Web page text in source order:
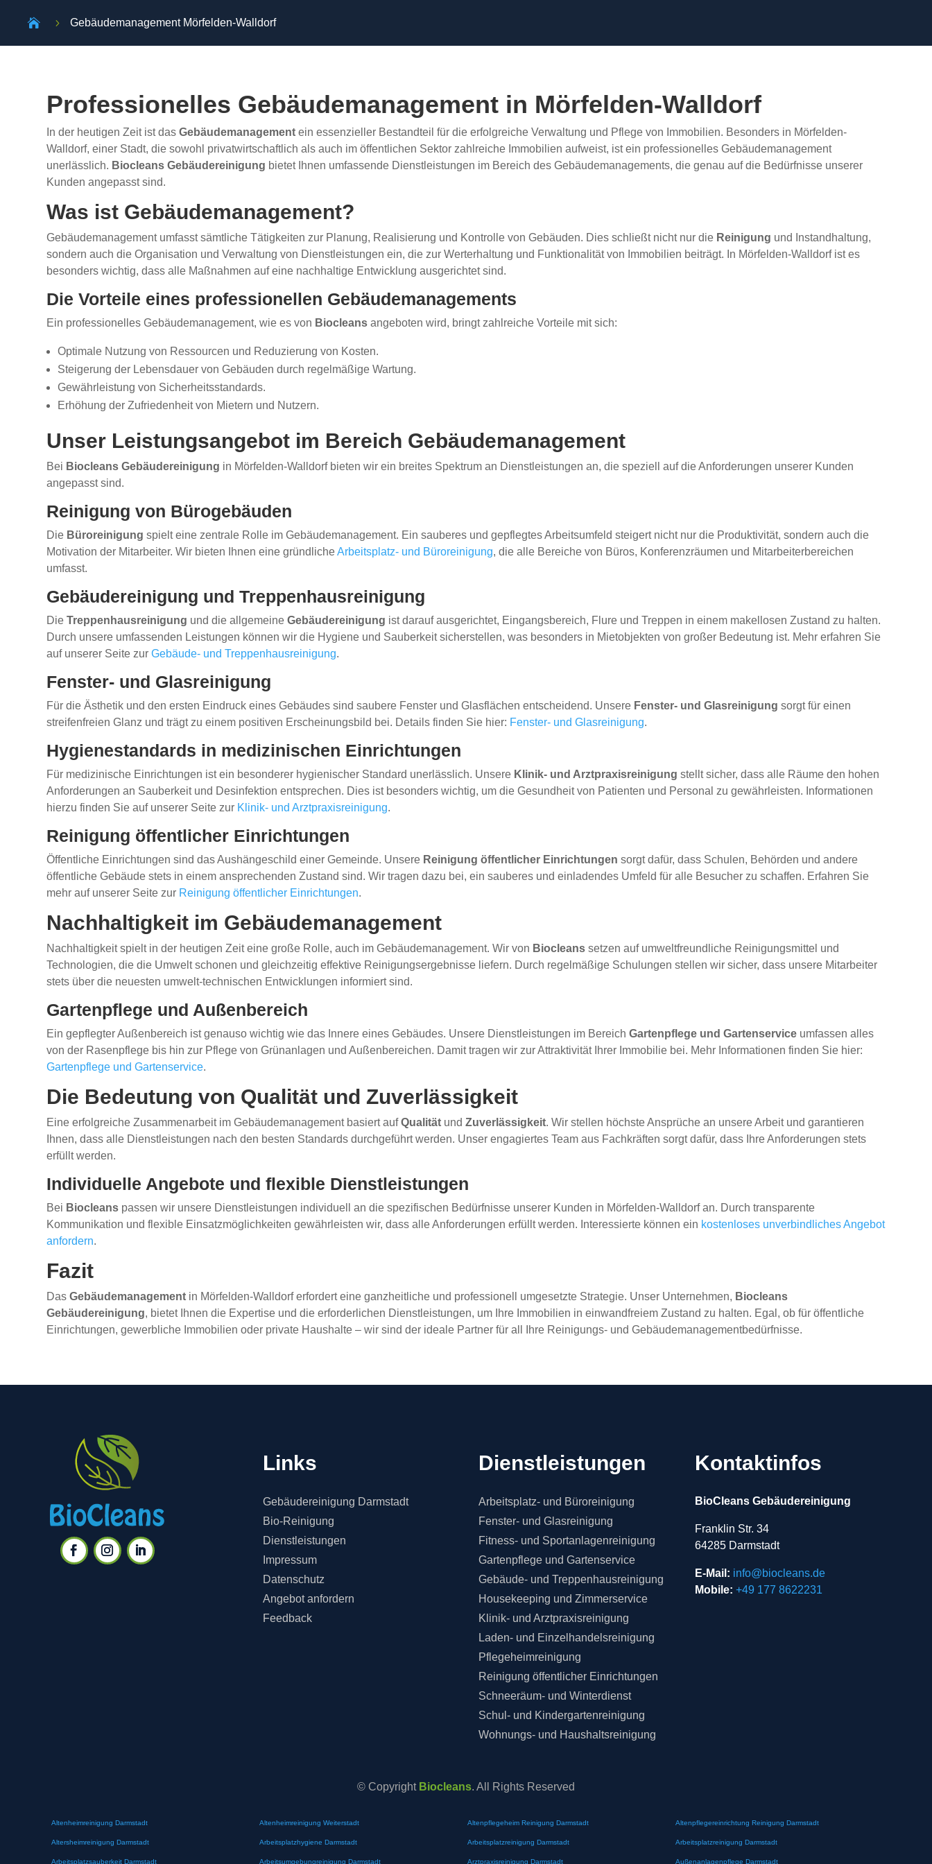
 5 Gebäudemanagement Mörfelden-Walldorf
Professionelles Gebäudemanagement in Mörfelden-Walldorf
In der heutigen Zeit ist dasGebäudemanagement ein essenzieller Bestandteil für die erfolgreiche Verwaltung und Pflege von Immobilien. Besonders in Mörfelden-
Walldorf, einer Stadt, die sowohl privatwirtschaftlich als auch im öffentlichen Sektor zahlreiche Immobilien aufweist, ist ein professionelles Gebäudemanagement
unerlässlich. Biocleans Gebäudereinigung bietet Ihnen umfassende Dienstleistungen im Bereich des Gebäudemanagements, die genau auf die Bedürfnisse unserer
Kunden angepasst sind.
Was ist Gebäudemanagement?
Gebäudemanagement umfasst sämtliche Tätigkeiten zur Planung, Realisierung und Kontrolle von Gebäuden. Dies schließt nicht nur die Reinigung und Instandhaltung,
sondern auch die Organisation und Verwaltung von Dienstleistungen ein, die zur Werterhaltung und Funktionalität von Immobilien beiträgt. In Mörfelden-Walldorf ist es
besonders wichtig, dass alle Maßnahmen auf eine nachhaltige Entwicklung ausgerichtet sind.
Die Vorteile eines professionellen Gebäudemanagements
Ein professionelles Gebäudemanagement, wie es von Biocleans angeboten wird, bringt zahlreiche Vorteile mit sich:
Optimale Nutzung von Ressourcen und Reduzierung von Kosten.
Steigerung der Lebensdauer von Gebäuden durch regelmäßige Wartung.
Gewährleistung von Sicherheitsstandards.
Erhöhung der Zufriedenheit von Mietern und Nutzern.
Unser Leistungsangebot im Bereich Gebäudemanagement
Bei Biocleans Gebäudereinigung in Mörfelden-Walldorf bieten wir ein breites Spektrum an Dienstleistungen an, die speziell auf die Anforderungen unserer Kunden
angepasst sind.
Reinigung von Bürogebäuden
Die Büroreinigung spielt eine zentrale Rolle im Gebäudemanagement. Ein sauberes und gepflegtes Arbeitsumfeld steigert nicht nur die Produktivität, sondern auch die
Motivation der Mitarbeiter. Wir bieten Ihnen eine gründlicheArbeitsplatz- und Büroreinigung, die alle Bereiche von Büros, Konferenzräumen und Mitarbeiterbereichen
umfasst.
Gebäudereinigung und Treppenhausreinigung
DieTreppenhausreinigung und die allgemeineGebäudereinigung ist darauf ausgerichtet, Eingangsbereich, Flure und Treppen in einem makellosen Zustand zu halten.
Durch unsere umfassenden Leistungen können wir die Hygiene und Sauberkeit sicherstellen, was besonders in Mietobjekten von großer Bedeutung ist. Mehr erfahren Sie
auf unserer Seite zurGebäude- und Treppenhausreinigung.
Fenster- und Glasreinigung
Für die Ästhetik und den ersten Eindruck eines Gebäudes sind saubere Fenster und Glasflächen entscheidend. Unsere Fenster- und Glasreinigung sorgt für einen
streifenfreien Glanz und trägt zu einem positiven Erscheinungsbild bei. Details finden Sie hier: Fenster- und Glasreinigung.
Hygienestandards in medizinischen Einrichtungen
Für medizinische Einrichtungen ist ein besonderer hygienischer Standard unerlässlich. Unsere Klinik- und Arztpraxisreinigung stellt sicher, dass alle Räume den hohen
Anforderungen an Sauberkeit und Desinfektion entsprechen. Dies ist besonders wichtig, um die Gesundheit von Patienten und Personal zu gewährleisten. Informationen
hierzu finden Sie auf unserer Seite zur Klinik- und Arztpraxisreinigung.
Reinigung öffentlicher Einrichtungen
Öffentliche Einrichtungen sind das Aushängeschild einer Gemeinde. Unsere Reinigung öffentlicher Einrichtungen sorgt dafür, dass Schulen, Behörden und andere
öffentliche Gebäude stets in einem ansprechenden Zustand sind. Wir tragen dazu bei, ein sauberes und einladendes Umfeld für alle Besucher zu schaffen. Erfahren Sie
mehr auf unserer Seite zur Reinigung öffentlicher Einrichtungen.
Nachhaltigkeit im Gebäudemanagement
Nachhaltigkeit spielt in der heutigen Zeit eine große Rolle, auch im Gebäudemanagement. Wir von Biocleans setzen auf umweltfreundliche Reinigungsmittel und
Technologien, die die Umwelt schonen und gleichzeitig effektive Reinigungsergebnisse liefern. Durch regelmäßige Schulungen stellen wir sicher, dass unsere Mitarbeiter
stets über die neuesten umwelt-technischen Entwicklungen informiert sind.
Gartenpflege und Außenbereich
Ein gepflegter Außenbereich ist genauso wichtig wie das Innere eines Gebäudes. Unsere Dienstleistungen im BereichGartenpflege und Gartenservice umfassen alles
von der Rasenpflege bis hin zur Pflege von Grünanlagen und Außenbereichen. Damit tragen wir zur Attraktivität Ihrer Immobilie bei. Mehr Informationen finden Sie hier:
Gartenpflege und Gartenservice.
Die Bedeutung von Qualität und Zuverlässigkeit
Eine erfolgreiche Zusammenarbeit im Gebäudemanagement basiert aufQualität undZuverlässigkeit. Wir stellen höchste Ansprüche an unsere Arbeit und garantieren
Ihnen, dass alle Dienstleistungen nach den besten Standards durchgeführt werden. Unser engagiertes Team aus Fachkräften sorgt dafür, dass Ihre Anforderungen stets
erfüllt werden.
Individuelle Angebote und flexible Dienstleistungen
Bei Biocleans passen wir unsere Dienstleistungen individuell an die spezifischen Bedürfnisse unserer Kunden in Mörfelden-Walldorf an. Durch transparente
Kommunikation und flexible Einsatzmöglichkeiten gewährleisten wir, dass alle Anforderungen erfüllt werden. Interessierte können ein kostenloses unverbindliches Angebot
anfordern.
Fazit
DasGebäudemanagement in Mörfelden-Walldorf erfordert eine ganzheitliche und professionell umgesetzte Strategie. Unser Unternehmen, Biocleans
Gebäudereinigung, bietet Ihnen die Expertise und die erforderlichen Dienstleistungen, um Ihre Immobilien in einwandfreiem Zustand zu halten. Egal, ob für öffentliche
Einrichtungen, gewerbliche Immobilien oder private Haushalte – wir sind der ideale Partner für all Ihre Reinigungs- und Gebäudemanagementbedürfnisse.
Links
Gebäudereinigung Darmstadt
Bio-Reinigung
Dienstleistungen
Impressum
Datenschutz
Angebot anfordern
Feedback
Dienstleistungen
Arbeitsplatz- und Büroreinigung
Fenster- und Glasreinigung
Fitness- und Sportanlagenreinigung
Gartenpflege und Gartenservice
Gebäude- und Treppenhausreinigung
Housekeeping und Zimmerservice
Klinik- und Arztpraxisreinigung
Laden- und Einzelhandelsreinigung
Pflegeheimreinigung
Reinigung öffentlicher Einrichtungen
Schneeräum- und Winterdienst
Schul- und Kindergartenreinigung
Wohnungs- und Haushaltsreinigung
Kontaktinfos
BioCleans Gebäudereinigung
Franklin Str. 34
64285 Darmstadt
E-Mail: info@biocleans.de
Mobile: +49 177 8622231
© Copyright Biocleans. All Rights Reserved
Altenheimreinigung Darmstadt Altenheimreinigung Weiterstadt Altenpflegeheim Reinigung Darmstadt Altenpflegereinrichtung Reinigung Darmstadt
Altersheimreinigung Darmstadt Arbeitsplatzhygiene Darmstadt Arbeitsplatzreinigung Darmstadt Arbeitsplatzreinigung Darmstadt
Arbeitsplatzsauberkeit Darmstadt Arbeitsumgebungreinigung Darmstadt Arztpraxisreinigung Darmstadt Außenanlagenpflege Darmstadt